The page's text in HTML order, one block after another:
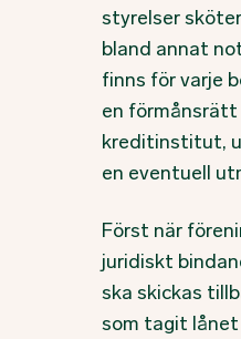
styrelser
bland annat
finns för varje
en förmånsrätt
kreditinstitut,
en eventuell
Först när
juridiskt
ska skickas
som tagit lånet